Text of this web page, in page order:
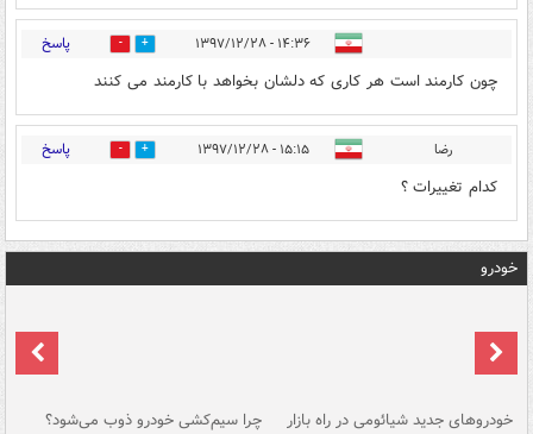
۱۴:۳۶ - ۱۳۹۷/۱۲/۲۸ 8 پاسخ
چون کارمند است هر کاری که دلشان بخواهد با کارمند می کنند
رضا ۱۵:۱۵ - ۱۳۹۷/۱۲/۲۸ 6 پاسخ
کدام تغییرات ؟
خودرو
خودروهای جدید شیائومی در راه بازار چرا سیم‌کشی خودرو ذوب می‌شود؟